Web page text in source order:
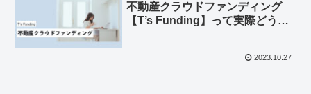
不動産クラウドファンディング
【T’s Funding】って実際どうな
2023.10.27